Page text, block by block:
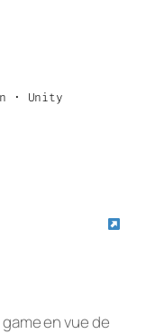
· Unity
en vue de